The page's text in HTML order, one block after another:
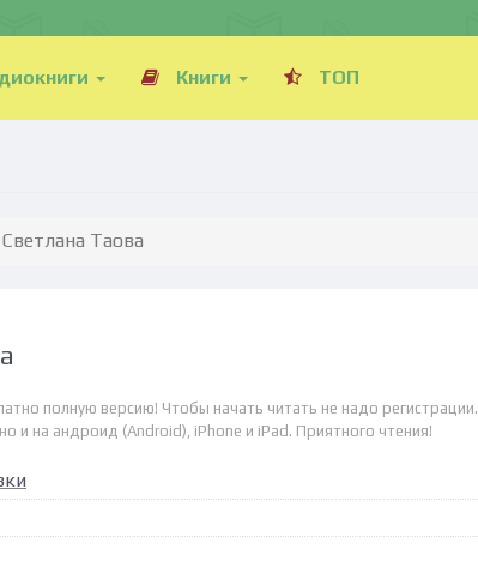
Книги ТОП
Таова
полную версию! Чтобы начать читать не надо регистрации.
и на андроид (Android), iPhone и iPad. Приятного чтения!